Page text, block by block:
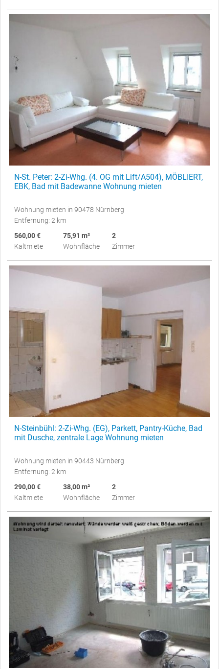
N-St. Peter: 2-Zi-Whg. (4. OG mit Lift/A504), MÖBLIERT,
EBK, Bad mit Badewanne Wohnung mieten
Wohnung mieten in 90478 Nürnberg
Entfernung: 2 km
560,00 €
Kaltmiete
75,91 m²
Wohnfläche
2
Zimmer
N-Steinbühl: 2-Zi-Whg. (EG), Parkett, Pantry-Küche, Bad
mit Dusche, zentrale Lage Wohnung mieten
Wohnung mieten in 90443 Nürnberg
Entfernung: 2 km
290,00 €
Kaltmiete
38,00 m²
Wohnfläche
2
Zimmer